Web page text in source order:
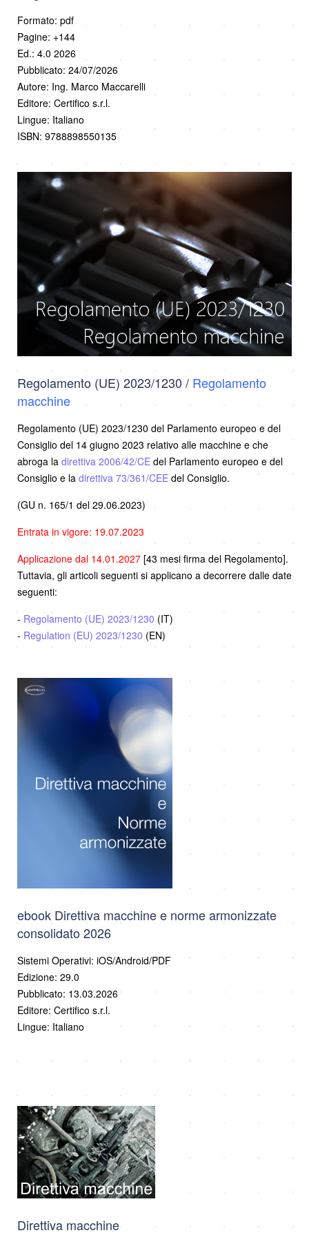
Formato: pdf
Pagine: +144
Ed.: 4.0 2026
Pubblicato: 24/07/2026
Autore: Ing. Marco Maccarelli
Editore: Certifico s.r.l.
Lingue: Italiano
ISBN: 9788898550135
Regolamento (UE) 2023/1230 / Regolamento
macchine
Regolamento (UE) 2023/1230 del Parlamento europeo e del
Consiglio del 14 giugno 2023 relativo alle macchine e che
abroga la direttiva 2006/42/CE del Parlamento europeo e del
Consiglio e la direttiva 73/361/CEE del Consiglio.
(GU n. 165/1 del 29.06.2023)
Entrata in vigore: 19.07.2023
Applicazione dal 14.01.2027 [43 mesi firma del Regolamento].
Tuttavia, gli articoli seguenti si applicano a decorrere dalle date
seguenti:
- Regolamento (UE) 2023/1230 (IT)
- Regulation (EU) 2023/1230 (EN)
ebook Direttiva macchine e norme armonizzate
consolidato 2026
Sistemi Operativi: iOS/Android/PDF
Edizione: 29.0
Pubblicato: 13.03.2026
Editore: Certifico s.r.l.
Lingue: Italiano
Direttiva macchine